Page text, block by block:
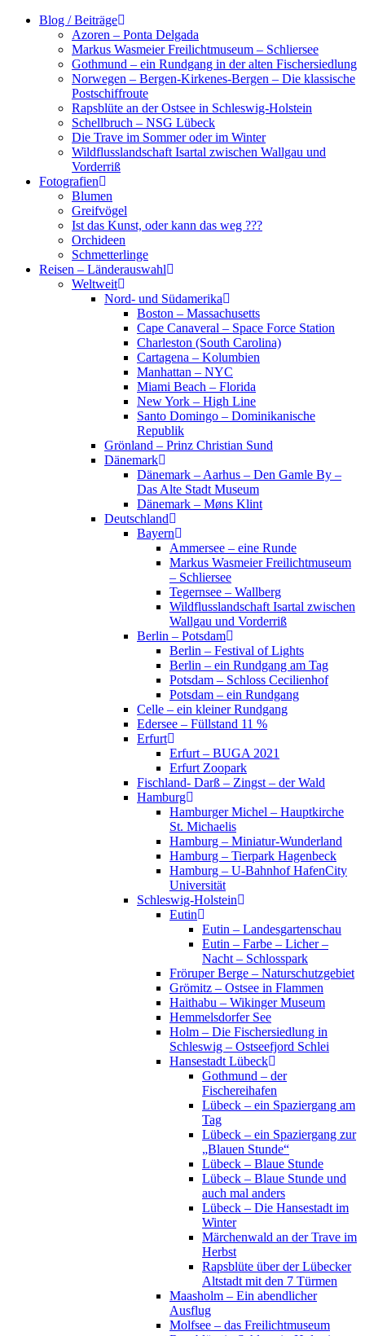
Zum
Blog / Beiträge
Azoren – Ponta Delgada
Markus Wasmeier Freilichtmuseum – Schliersee
Gothmund – ein Rundgang in der alten Fischersiedlung
Norwegen – Bergen-Kirkenes-Bergen – Die klassische
Postschiffroute
Rapsblüte an der Ostsee in Schleswig-Holstein
Schellbruch – NSG Lübeck
Die Trave im Sommer oder im Winter
Wildflusslandschaft Isartal zwischen Wallgau und
Vorderriß
Fotografien
Blumen
Greifvögel
Ist das Kunst, oder kann das weg ???
Orchideen
Schmetterlinge
Reisen – Länderauswahl
Weltweit
Nord- und Südamerika
Boston – Massachusetts
Cape Canaveral – Space Force Station
Charleston (South Carolina)
Cartagena – Kolumbien
Manhattan – NYC
Miami Beach – Florida
New York – High Line
Santo Domingo – Dominikanische
Republik
Grönland – Prinz Christian Sund
Dänemark
Dänemark – Aarhus – Den Gamle By –
Das Alte Stadt Museum
Dänemark – Møns Klint
Deutschland
Bayern
Ammersee – eine Runde
Markus Wasmeier Freilichtmuseum
– Schliersee
Tegernsee – Wallberg
Wildflusslandschaft Isartal zwischen
Wallgau und Vorderriß
Berlin – Potsdam
Berlin – Festival of Lights
Berlin – ein Rundgang am Tag
Potsdam – Schloss Cecilienhof
Potsdam – ein Rundgang
Celle – ein kleiner Rundgang
Edersee – Füllstand 11 %
Erfurt
Erfurt – BUGA 2021
Erfurt Zoopark
Fischland- Darß – Zingst – der Wald
Hamburg
Hamburger Michel – Hauptkirche
St. Michaelis
Hamburg – Miniatur-Wunderland
Hamburg – Tierpark Hagenbeck
Hamburg – U-Bahnhof HafenCity
Universität
Schleswig-Holstein
Eutin
Eutin – Landesgartenschau
Eutin – Farbe – Licher –
Nacht – Schlosspark
Fröruper Berge – Naturschutzgebiet
Grömitz – Ostsee in Flammen
Haithabu – Wikinger Museum
Hemmelsdorfer See
Holm – Die Fischersiedlung in
Schleswig – Ostseefjord Schlei
Hansestadt Lübeck
Gothmund – der
Fischereihafen
Lübeck – ein Spaziergang am
Tag
Lübeck – ein Spaziergang zur
„Blauen Stunde“
Lübeck – Blaue Stunde
Lübeck – Blaue Stunde und
auch mal anders
Lübeck – Die Hansestadt im
Winter
Märchenwald an der Trave im
Herbst
Rapsblüte über der Lübecker
Altstadt mit den 7 Türmen
Maasholm – Ein abendlicher
Ausflug
Molfsee – das Freilichtmuseum